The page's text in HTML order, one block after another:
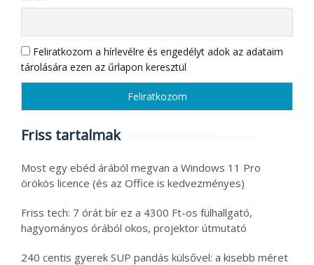
Feliratkozom a hírlevélre és engedélyt adok az adataim
tárolására ezen az űrlapon keresztül
Friss tartalmak
Most egy ebéd árából megvan a Windows 11 Pro
örökös licence (és az Office is kedvezményes)
Friss tech: 7 órát bír ez a 4300 Ft-os fülhallgató,
hagyományos órából okos, projektor útmutató
240 centis gyerek SUP pandás külsővel: a kisebb méret